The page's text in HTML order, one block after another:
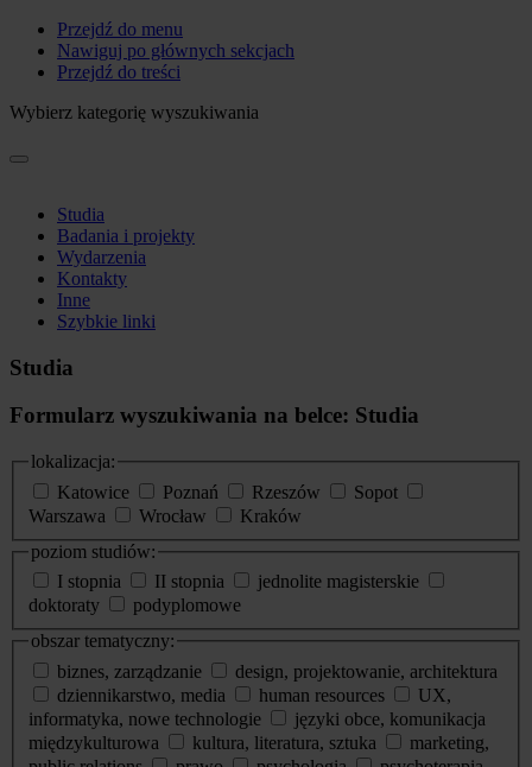
Przejdź do menu
Nawiguj po głównych sekcjach
Przejdź do treści
Wybierz kategorię wyszukiwania
Studia
Badania i projekty
Wydarzenia
Kontakty
Inne
Szybkie linki
Studia
Formularz wyszukiwania na belce: Studia
lokalizacja:
Katowice
Poznań Rzeszów
Sopot
Warszawa
Wrocław
Kraków
poziom studiów:
I stopnia
II stopnia
jednolite magisterskie
doktoraty
podyplomowe
obszar tematyczny:
biznes, zarządzanie
design, projektowanie, architektura
dziennikarstwo, media
human resources
UX,
informatyka, nowe technologie
języki obce, komunikacja
międzykulturowa
kultura, literatura, sztuka
marketing,